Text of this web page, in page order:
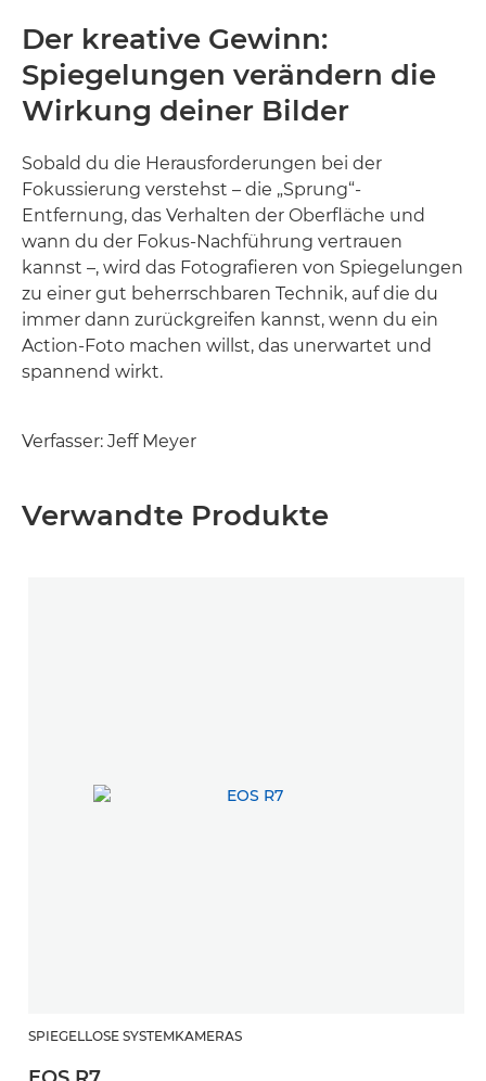
Der kreative Gewinn:
Spiegelungen verändern die
Wirkung deiner Bilder
Sobald du die Herausforderungen bei der
Fokussierung verstehst – die „Sprung“-
Entfernung, das Verhalten der Oberfläche und
wann du der Fokus-Nachführung vertrauen
kannst –, wird das Fotografieren von Spiegelungen
zu einer gut beherrschbaren Technik, auf die du
immer dann zurückgreifen kannst, wenn du ein
Action-Foto machen willst, das unerwartet und
spannend wirkt.
Verfasser: Jeff Meyer
Verwandte Produkte
SPIEGELLOSE SYSTEMKAMERAS